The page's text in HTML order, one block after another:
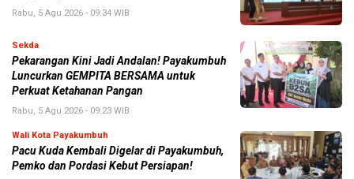
Rabu, 5 Agu 2026 - 09:34 WIB
Sekda
Pekarangan Kini Jadi Andalan! Payakumbuh
Luncurkan GEMPITA BERSAMA untuk
Perkuat Ketahanan Pangan
Rabu, 5 Agu 2026 - 09:23 WIB
Wali Kota Payakumbuh
Pacu Kuda Kembali Digelar di Payakumbuh,
Pemko dan Pordasi Kebut Persiapan!